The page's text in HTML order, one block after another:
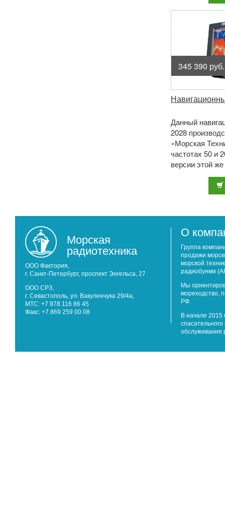
345 390 руб.
Данный
2028
«Морская
частотах 50 и
версии этой
которые
Морская
радиотехника
ООО Фактория,
г. Санкт-Петербург, проспект Энгельса, 27
ООО СРЗ,
г. Севастополь, ул. Вакуленчука 29/4а,
МТС: +7 978 116 86 45
Факс: +7 869 259 00 08
О
Группа
продажи
морской
радиобуями
Мы
мореходство,
РФ.
В начале 2015
обслуживания